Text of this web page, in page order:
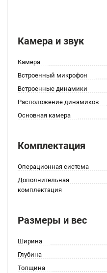
Камера и звук
Камера
Встроенный микрофон
Встроенные динамики
Расположение динамиков
Основная камера
Комплектация
Операционная система
Дополнительная
комплектация
Размеры и вес
Ширина
Глубина
Толщина